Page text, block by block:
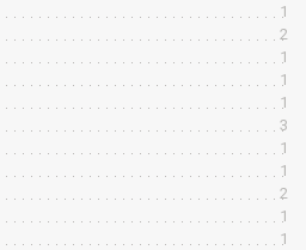
1
2
1
1
1
3
1
1
2
1
1